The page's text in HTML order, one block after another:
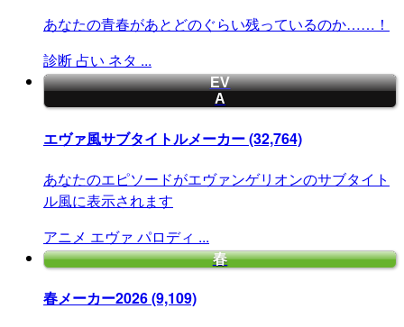
あなたの青春があとどのぐらい残っているのか……！
診断 占い ネタ ...
EV
A
エヴァ風サブタイトルメーカー(32,764)
あなたのエピソードがエヴァンゲリオンのサブタイト
ル風に表示されます
アニメ エヴァ パロディ ...
春
春メーカー2026(9,109)